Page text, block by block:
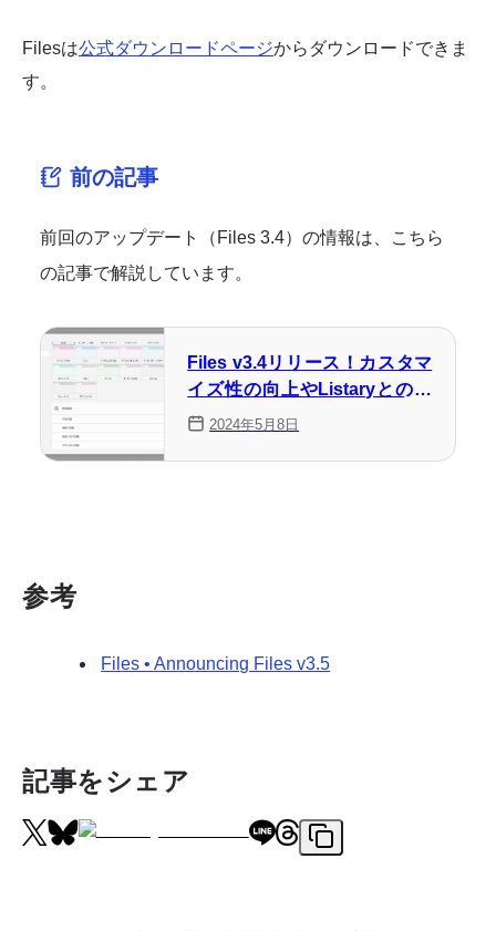
Filesは公式ダウンロードページからダウンロードできま
す。
前の記事
前回のアップデート（Files 3.4）の情報は、こちら
の記事で解説しています。
Files v3.4リリース！カスタマ
イズ性の向上やListaryとの統
合など
2024年5月8日
参考
Files • Announcing Files v3.5
記事をシェア